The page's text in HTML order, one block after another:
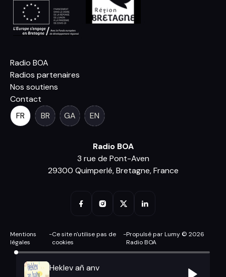
Radio BOA
Radios partenaires
Nos soutiens
Contact
FR
BR GA EN
Radio BOA
3 rue de Pont-Aven
29300 Quimperlé, Bretagne, France
Mentions
légales
-Ce site n'utilise pas de
cookies
-Propulsé par Lumy © 2026
Radio BOA
Heklev añ anv